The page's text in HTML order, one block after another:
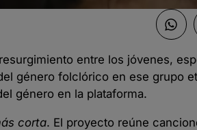
entre los jóvenes,
género folclórico en ese grupo
género en la plataforma.
corta. El proyecto reúne